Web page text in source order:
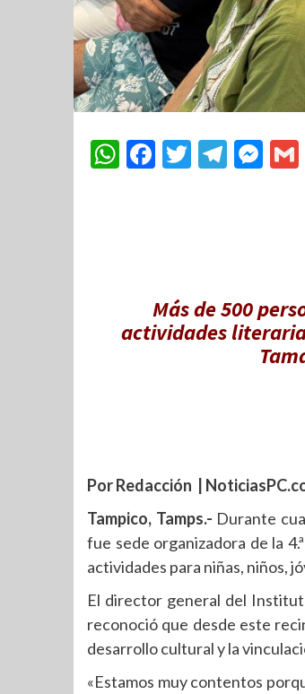
WhatsApp
Facebook
Twitter
Más de 500
actividades
Por Redacción |
Tampico, Tamps.- Durante
fue sede organizadora de la
actividades para niñas, niños,
El director general del
reconoció que desde este
desarrollo cultural y la
«Estamos muy contentos